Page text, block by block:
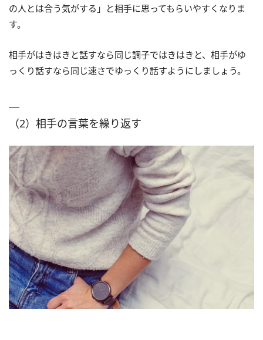
の人とは合う気がする」と相手に思ってもらいやすくなりま
す。
相手がはきはきと話すなら同じ調子ではきはきと、相手がゆ
っくり話すなら同じ速さでゆっくり話すようにしましょう。
（2）相手の言葉を繰り返す